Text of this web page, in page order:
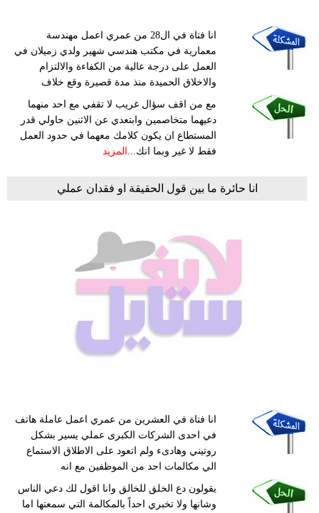
انا فتاة في ال28 من عمري اعمل مهندسة
معمارية في مكتب هندسي شهير ولدي زميلان في
العمل على درجة عالية من الكفاءة والالتزام
والاخلاق الحميدة منذ مدة قصيرة وقع خلاف
مع من اقف سؤال غريب لا تقفي مع احد منهما
دعيهما متخاصمين وابتعدي عن الاثنين حاولي قدر
المستطاع ان يكون كلامك معهما في حدود العمل
فقط لا غير وبما انك... المزيد
انا حائرة ما بين قول الحقيقة او فقدان عملي
انا فتاة في العشرين من عمري اعمل عاملة هاتف
في احدى الشركات الكبرى عملي يسير بشكل
روتيني وهادىء ولم اتعود على الاطلاق الاستماع
الي مكالمات احد من الموظفين مع انه
يقولون دع الخلق للخالق وانا اقول لك دعي الناس
وشانها ولا تخبري احداً بالمكالمة التي سمعتها اما